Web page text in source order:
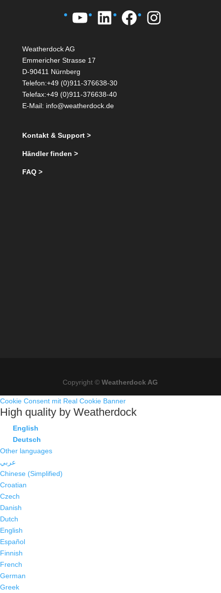
YouTube
LinkedIn
Facebook
Weatherdock AG
Emmericher Strasse 17
D-90411 Nürnberg
Telefon:+49 (0)911-376638-30
Telefax:+49 (0)911-376638-40
E-Mail: info@weatherdock.de
Kontakt & Support >
Händler finden >
FAQ >
Copyright ©Weatherdock AG
Cookie Consent mit Real Cookie Banner
High quality by Weatherdock
English
Deutsch
Other languages
عربي
Chinese (Simplified)
Croatian
Czech
Danish
Dutch
English
Español
Finnish
French
German
Greek